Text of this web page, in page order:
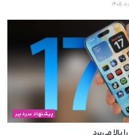
پیشنهاد سردبیر
می‌برد